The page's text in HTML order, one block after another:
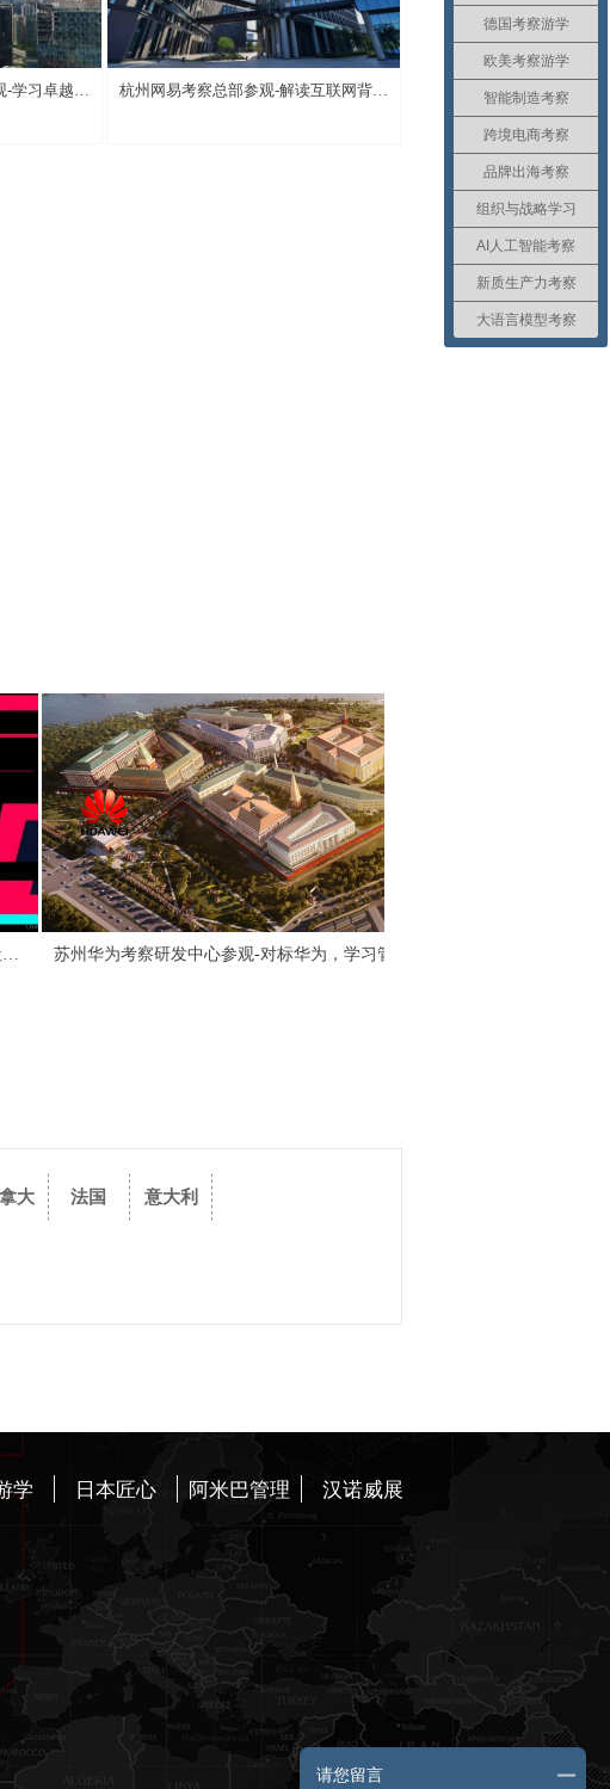
-学习卓越经
杭州网易考察总部参观-解读互联网背后
苏州华为考察研发中心参观-对标华为，学习管理与变革
学 日本匠心 阿米巴管理 汉诺威展
大 法国 意大利
德国考察游学
欧美考察游学
智能制造考察
跨境电商考察
品牌出海考察
组织与战略学习
AI人工智能考察
新质生产力考察
大语言模型考察
请您留言